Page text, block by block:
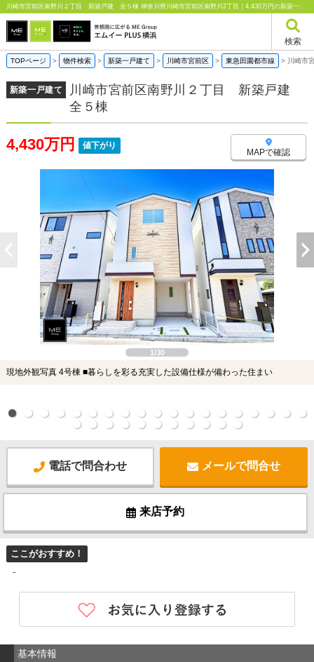
川崎市宮前区南野川２丁目 新築戸建 全５棟 神奈川県川崎市宮前区南野川2丁目｜4,430万円の新築一戸建て｜エムイーPLUS横浜
検索
TOPページ > 物件検索 > 新築一戸建て > 川崎市宮前区 > 東急田園都市線 > 川崎
新築一戸建て
川崎市宮前区南野川２丁目 新築戸建
全５棟
4,430万円 値下がり
MAPで確認
1/30
現地外観写真 4号棟 ■暮らしを彩る充実した設備仕様が備わった住まい
電話で問合わせ メールで問合せ
来店予約
ここがおすすめ！
-
基本情報